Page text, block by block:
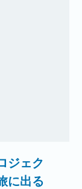
ジェク
に出る